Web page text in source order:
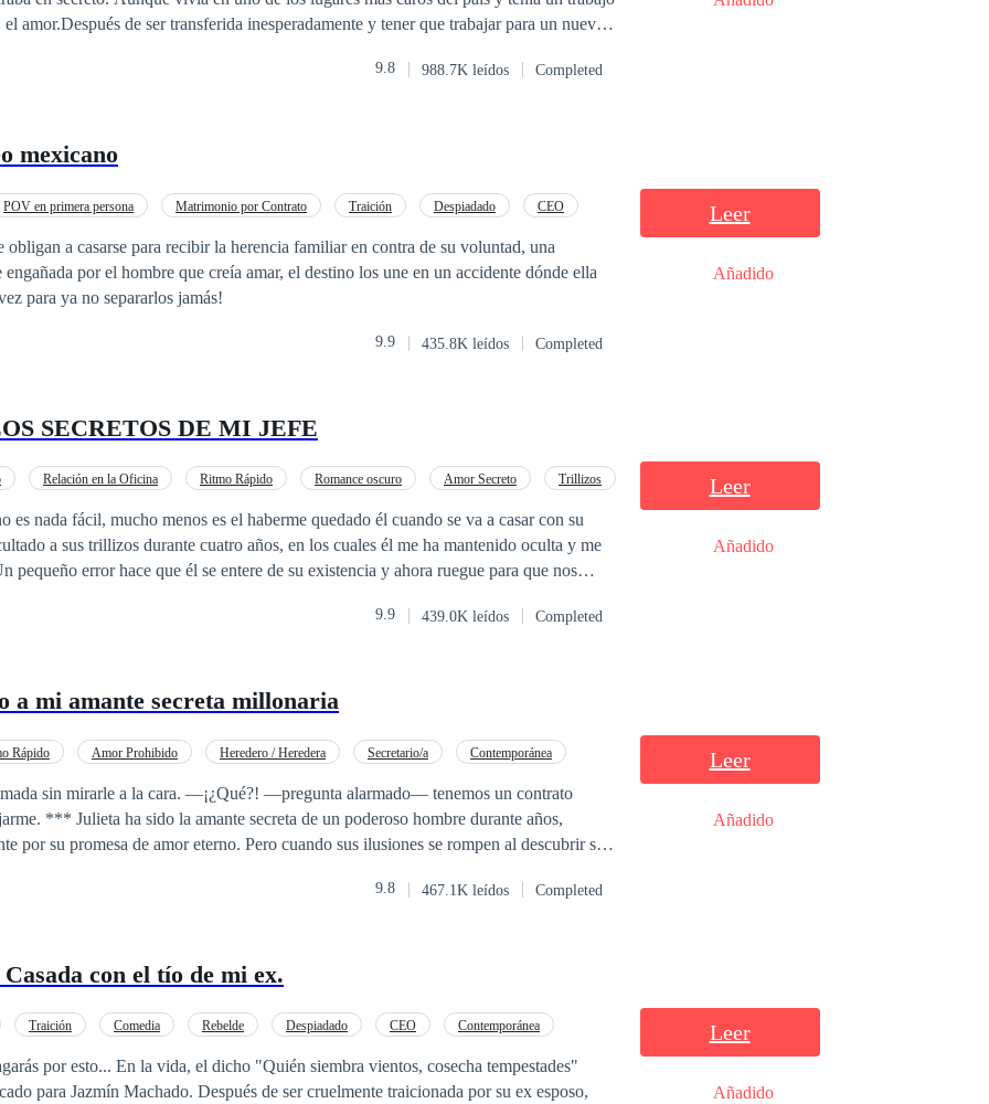
amor.Después de ser transferida inesperadamente y tener que trabajar para un nuevo
y aceleró su corazón. Tras una noche de ensoñadora conversación y algunas
9.8 988.7K leídos Completed
mexicano
POV en primera persona Matrimonio por Contrato Traición Despiadado
CEO
a casarse para recibir la herencia familiar en contra de su voluntad, una
por el hombre que creía amar, el destino los une en un accidente dónde ella
para ya no separarlos jamás!
9.9 435.8K leídos Completed
Leer
Añadido
SECRETOS DE MI JEFE
Relación en la Oficina Ritmo Rápido Romance oscuro Amor Secreto
Trillizos
a sus trillizos durante cuatro años, en los cuales él me ha mantenido oculta y me
pequeño error hace que él se entere de su existencia y ahora ruegue para que nos
debería escapar con mis pequeños?
9.9 439.0K leídos Completed
Leer
Añadido
a mi amante secreta millonaria
Rápido Amor Prohibido Heredero / Heredera Secretario/a
Contemporánea
sin mirarle a la cara. —¡¿Qué?! —pregunta alarmado— tenemos un contrato
durante años,
por su promesa de amor eterno. Pero cuando sus ilusiones se rompen al descubrir su
matrimonio arreglado con un duque enigmático y honorable. Sin embargo, su pasado
9.8 467.1K leídos Completed
Leer
Añadido
con el tío de mi ex.
Traición Comedia Rebelde Despiadado CEO
Contemporánea
siembra vientos, cosecha tempestades"
para Jazmín Machado. Después de ser cruelmente traicionada por su ex esposo,
Leer
Añadido